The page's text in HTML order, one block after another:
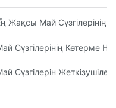
Компаниялар: Жан-
Жақсы Май Сүзгілерінің
Таңдау: Негізгі Ойлар
Сүзгілерінің Көтерме
Мен Олардың
Сүзгілерін